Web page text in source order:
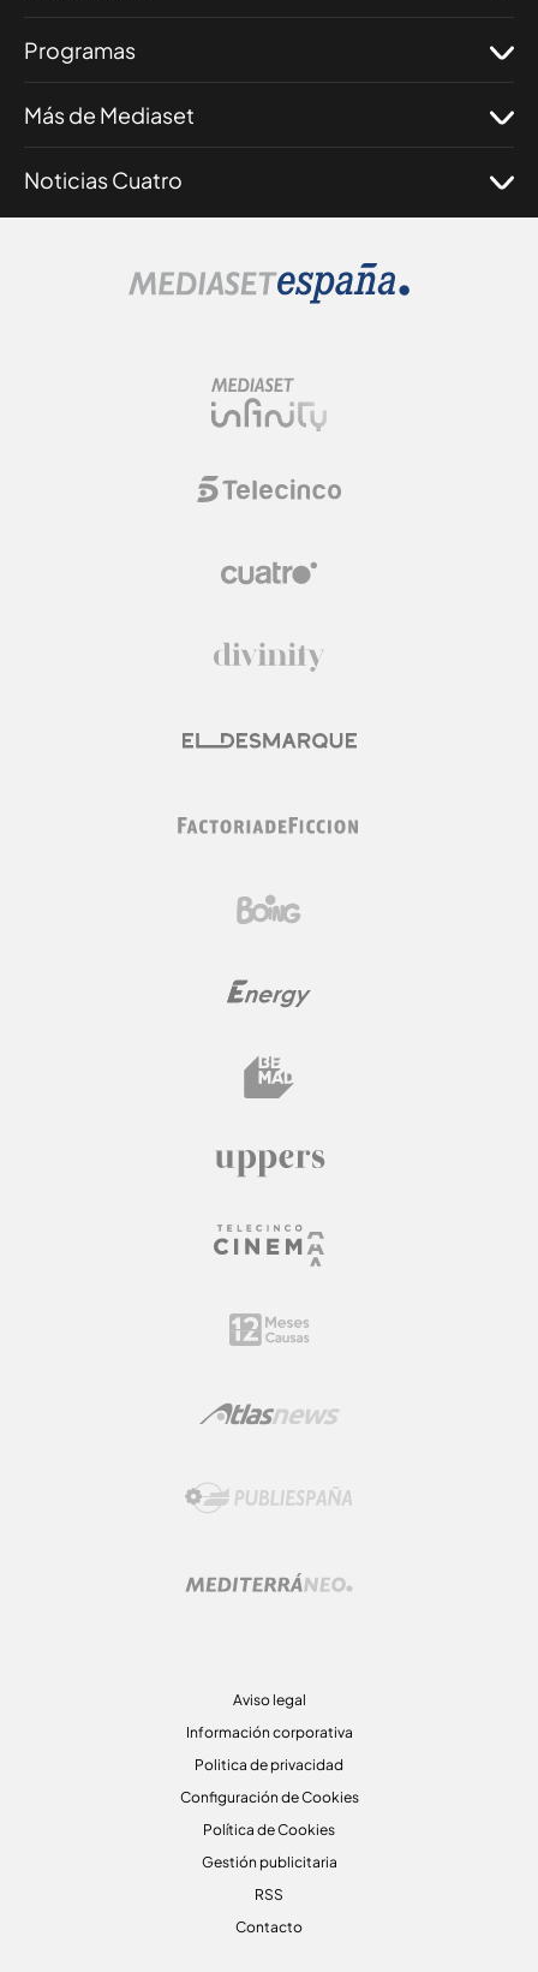
Programas
Más de Mediaset
Noticias Cuatro
Aviso legal
Información corporativa
Politica de privacidad
Configuración de Cookies
Política de Cookies
Gestión publicitaria
RSS
Contacto